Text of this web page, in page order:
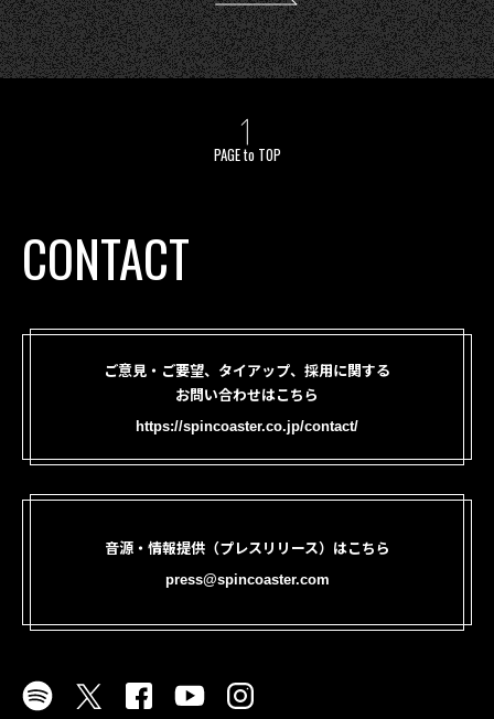
PAGE to TOP
CONTACT
ご意見・ご要望、タイアップ、採用に関する
お問い合わせはこちら
https://spincoaster.co.jp/contact/
音源・情報提供（プレスリリース）はこちら
press@spincoaster.com